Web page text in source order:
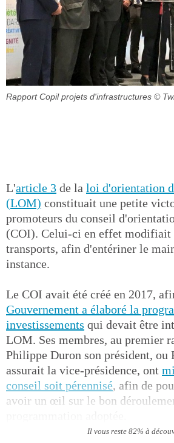
Rapport Copil projets d'infrastructures ©
L'article 3 de la loi d'orientation
(LOM) constituait une petite
promoteurs du conseil
(COI). Celui-ci en effet modifiait
transports, afin d'entériner le
instance.
Le COI avait été créé en 2017,
Gouvernement a élaboré la
investissements qui devait être
LOM. Ses membres, au premier
Philippe Duron son président, ou
assurait la vice-présidence, ont
conseil soit pérennisé, afin de
avoir un œil sur le bon
Il vous reste 82% à